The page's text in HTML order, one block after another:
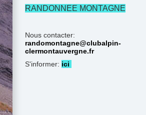
RANDONNEE MONTAGNE
Nous contacter:
randomontagne@clubalpin-
clermontauvergne.fr
S'informer: ici